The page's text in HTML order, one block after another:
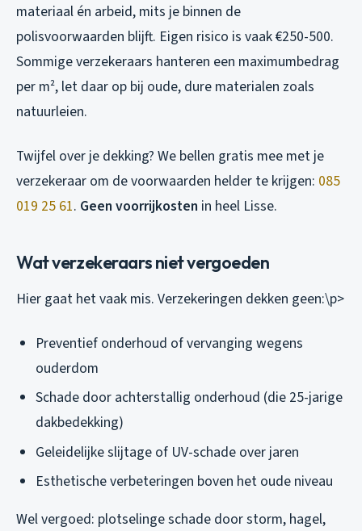
materiaal én arbeid, mits je binnen de
polisvoorwaarden blijft. Eigen risico is vaak €250-500.
Sommige verzekeraars hanteren een maximumbedrag
per m², let daar op bij oude, dure materialen zoals
natuurleien.
Twijfel over je dekking? We bellen gratis mee met je
verzekeraar om de voorwaarden helder te krijgen: 085
019 25 61. Geen voorrijkosten in heel Lisse.
Wat verzekeraars niet vergoeden
Hier gaat het vaak mis. Verzekeringen dekken geen:\p>
Preventief onderhoud of vervanging wegens
ouderdom
Schade door achterstallig onderhoud (die 25-jarige
dakbedekking)
Geleidelijke slijtage of UV-schade over jaren
Esthetische verbeteringen boven het oude niveau
Wel vergoed: plotselinge schade door storm, hagel,